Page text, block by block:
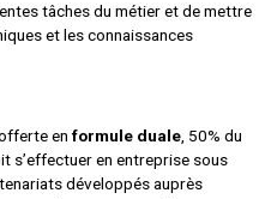
tâches du métier et de mettre
et les connaissances
en formule duale , 50% du
s’effectuer en entreprise sous
développés auprès